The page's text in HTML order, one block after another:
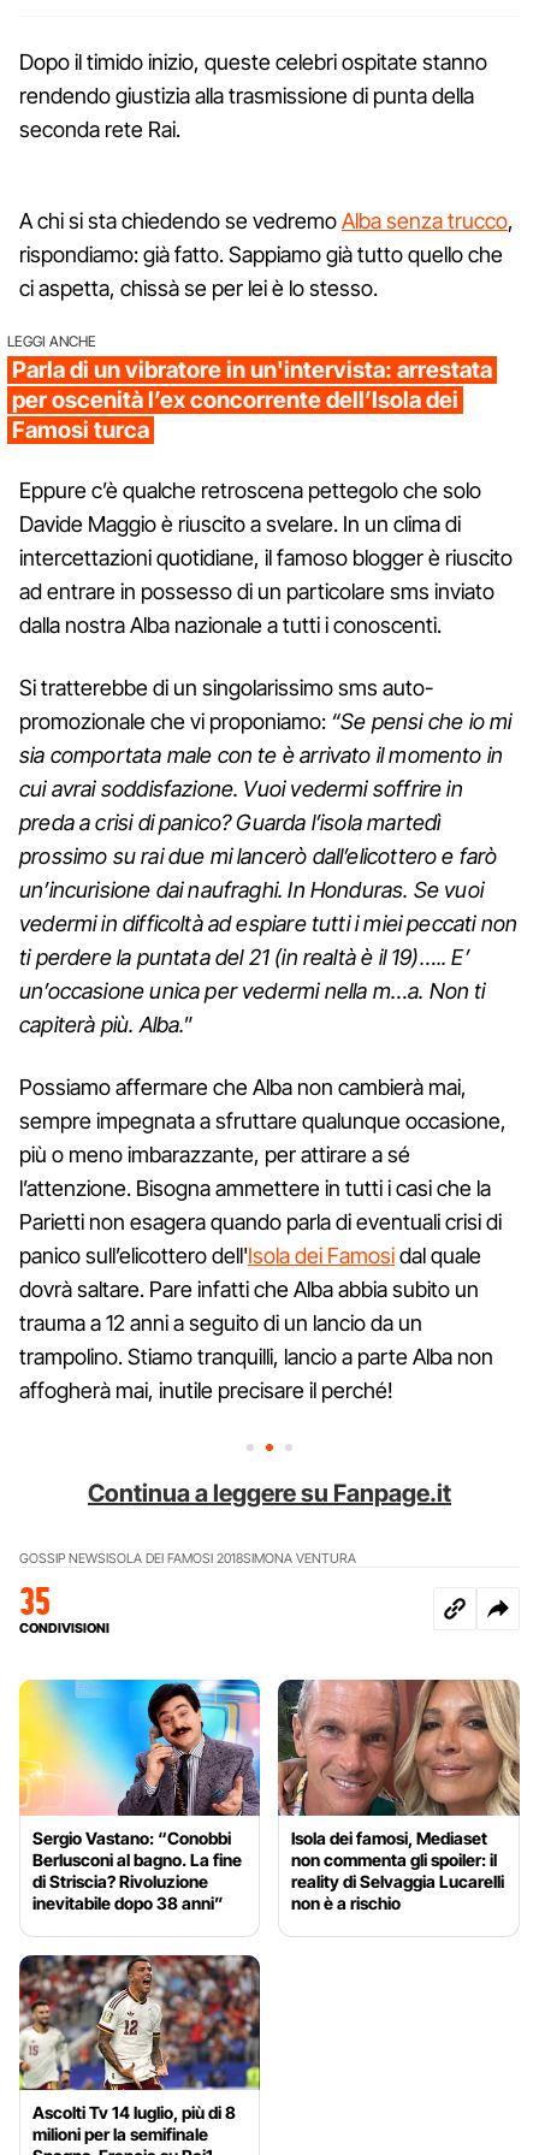
Dopo il timido inizio, queste celebri ospitate stanno
rendendo giustizia alla trasmissione di punta della
seconda rete Rai.
A chi si sta chiedendo se vedremoAlba senza trucco,
rispondiamo: già fatto. Sappiamo già tutto quello che
ci aspetta, chissà se per lei è lo stesso.
LEGGI ANCHE
Parla di un vibratore in un'intervista: arrestata
per oscenità l’ex concorrente dell’Isola dei
Famosi turca
Eppure c’è qualche retroscena pettegolo che solo
Davide Maggio è riuscito a svelare. In un clima di
intercettazioni quotidiane, il famoso blogger è riuscito
ad entrare in possesso di un particolare sms inviato
dalla nostra Alba nazionale a tutti i conoscenti.
Si tratterebbe di un singolarissimo sms auto-
promozionale che vi proponiamo: “Se pensi che io mi
sia comportata male con te è arrivato il momento in
cui avrai soddisfazione. Vuoi vedermi soffrire in
preda a crisi di panico? Guarda l’isola martedì
prossimo su rai due mi lancerò dall’elicottero e farò
un’incurisione dai naufraghi. In Honduras. Se vuoi
vedermi in difficoltà ad espiare tutti i miei peccati non
ti perdere la puntata del 21 (in realtà è il 19)….. E’
un’occasione unica per vedermi nella m…a. Non ti
capiterà più. Alba.”
Possiamo affermare che Alba non cambierà mai,
sempre impegnata a sfruttare qualunque occasione,
più o meno imbarazzante, per attirare a sé
l’attenzione. Bisogna ammettere in tutti i casi che la
Parietti non esagera quando parla di eventuali crisi di
panico sull’elicottero dell'Isola dei Famosidal quale
dovrà saltare. Pare infatti che Alba abbia subito un
trauma a 12 anni a seguito di un lancio da un
trampolino. Stiamo tranquilli, lancio a parte Alba non
affogherà mai, inutile precisare il perché!
Continua a leggere su Fanpage.it
GOSSIP NEWSISOLA DEI FAMOSI 2018SIMONA VENTURA
35
CONDIVISIONI
Sergio Vastano: “Conobbi
Berlusconi al bagno. La fine
di Striscia? Rivoluzione
inevitabile dopo 38 anni”
Isola dei famosi, Mediaset
non commenta gli spoiler: il
reality di Selvaggia Lucarelli
non è a rischio
Ascolti Tv 14 luglio, più di 8
milioni per la semifinale